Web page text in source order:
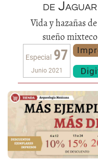
de Jaguar
Vida y hazañas
sueño mixteco
Especial 97
Junio 2021